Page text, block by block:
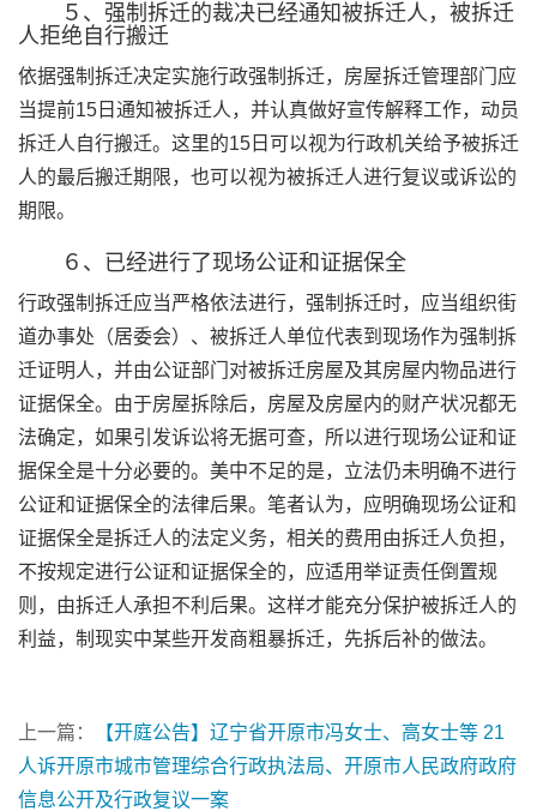
５、强制拆迁的裁决已经通知被拆迁人，被拆迁
人拒绝自行搬迁
依据强制拆迁决定实施行政强制拆迁，房屋拆迁管理部门应
当提前15日通知被拆迁人，并认真做好宣传解释工作，动员
拆迁人自行搬迁。这里的15日可以视为行政机关给予被拆迁
人的最后搬迁期限，也可以视为被拆迁人进行复议或诉讼的
期限。
６、已经进行了现场公证和证据保全
行政强制拆迁应当严格依法进行，强制拆迁时，应当组织街
道办事处（居委会）、被拆迁人单位代表到现场作为强制拆
迁证明人，并由公证部门对被拆迁房屋及其房屋内物品进行
证据保全。由于房屋拆除后，房屋及房屋内的财产状况都无
法确定，如果引发诉讼将无据可查，所以进行现场公证和证
据保全是十分必要的。美中不足的是，立法仍未明确不进行
公证和证据保全的法律后果。笔者认为，应明确现场公证和
证据保全是拆迁人的法定义务，相关的费用由拆迁人负担，
不按规定进行公证和证据保全的，应适用举证责任倒置规
则，由拆迁人承担不利后果。这样才能充分保护被拆迁人的
利益，制现实中某些开发商粗暴拆迁，先拆后补的做法。
上一篇：
【开庭公告】辽宁省开原市冯女士、高女士等 21
人诉开原市城市管理综合行政执法局、开原市人民政府政府
信息公开及行政复议一案